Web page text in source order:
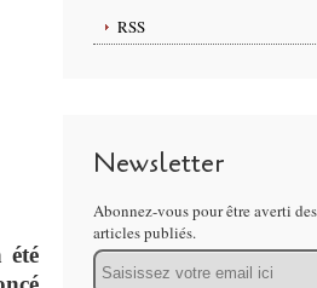
été
RSS
Newsletter
Abonnez-vous pour être averti
articles publiés.
Email